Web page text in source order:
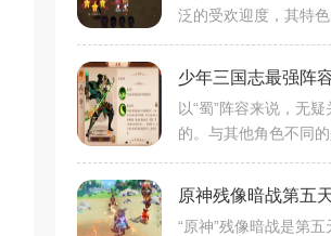
泛的受欢迎度，其特色
喜欢的国家，体验不
在游戏设计和玩法上，
以“蜀”阵容来说，无
的。与其他角色不同的
实力和生存能力。他
出和生存能力为主，可
原神残像暗战第五
“原神”残像暗战是第五